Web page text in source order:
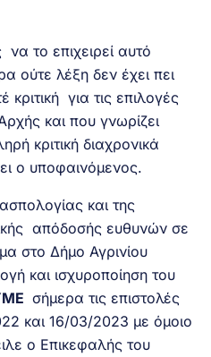
το επιχειρεί αυτό
ούτε λέξη δεν έχει πει
για τις επιλογές
και που γνωρίζει
κριτική διαχρονικά
ο υποφαινόμενος.
και της
απόδοσής ευθυνών σε
στο Δήμο Αγρινίου
και ισχυροποίηση του
σήμερα τις επιστολές
και 16/03/2023 με όμοιο
ο Επικεφαλής του